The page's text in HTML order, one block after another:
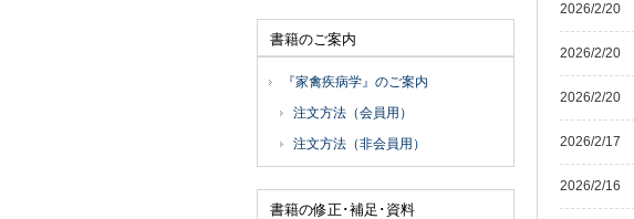
2026/2/20
2026/2/20
2026/2/20
2026/2/17
2026/2/16
書籍のご案内
『家禽疾病学』のご案内
注文方法（会員用）
注文方法（非会員用）
書籍の修正･補足･資料